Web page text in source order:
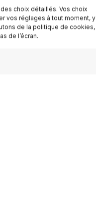
choix détaillés. Vos choix
vos réglages à tout moment, y
de la politique de cookies,
de l’écran.
Iscriviti